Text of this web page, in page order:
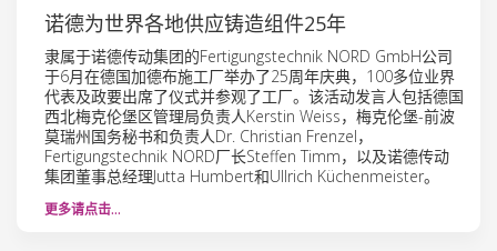
诺德为世界各地供应铸造组件25年
隶属于诺德传动集团的Fertigungstechnik NORD GmbH公司
于6月在德国加德布施工厂举办了25周年庆典，100多位业界
代表及政要出席了仪式并参观了工厂。该活动发言人包括德国
西北梅克伦堡区管理局负责人Kerstin Weiss，梅克伦堡-前波
莫瑞州国务秘书和负责人Dr. Christian Frenzel，
Fertigungstechnik NORD厂长Steffen Timm，以及诺德传动
集团董事总经理Jutta Humbert和Ullrich Küchenmeister。
更多请点击…